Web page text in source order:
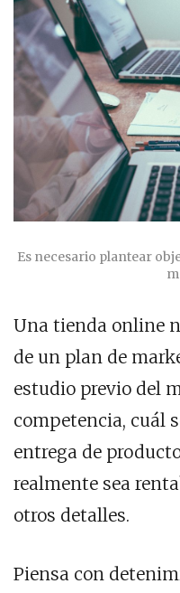
Es necesario plantear
Una tienda online
de un plan de
estudio previo del
competencia, cuál
entrega de
realmente sea
otros detalles.
Piensa con